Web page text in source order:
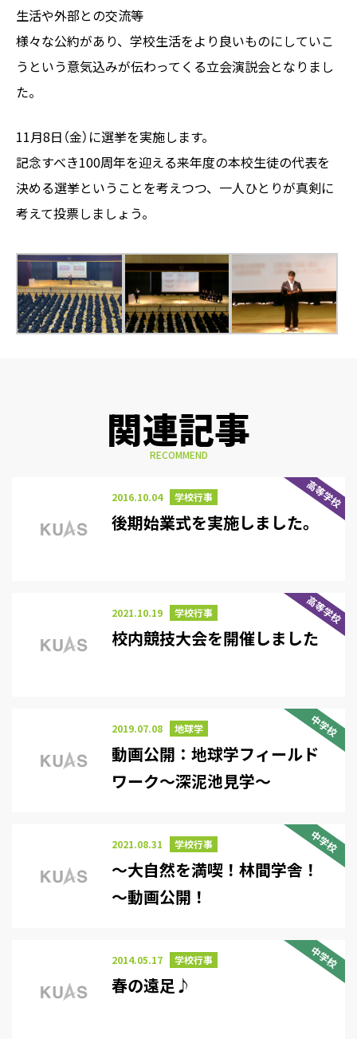
生活や外部との交流等
様々な公約があり、学校生活をより良いものにしていこ
うという意気込みが伝わってくる立会演説会となりまし
た。
11月8日（金）に選挙を実施します。
記念すべき100周年を迎える来年度の本校生徒の代表を
決める選挙ということを考えつつ、一人ひとりが真剣に
考えて投票しましょう。
関連記事
RECOMMEND
高等学校
2016.10.04 学校行事
後期始業式を実施しました。
高等学校
2021.10.19 学校行事
校内競技大会を開催しました
中学校
2019.07.08 地球学
動画公開：地球学フィールド
ワーク～深泥池見学～
中学校
2021.08.31 学校行事
～大自然を満喫！林間学舎！
～動画公開！
中学校
2014.05.17 学校行事
春の遠足♪